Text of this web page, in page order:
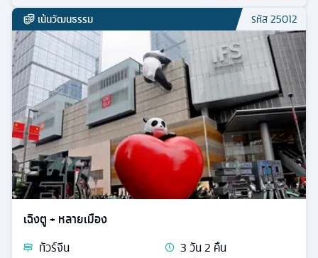
เน้นวัฒนธรรม รหัส25012
เฉิงตู + หลายเมือง
ทัวร์จีน 3วัน2 คืน